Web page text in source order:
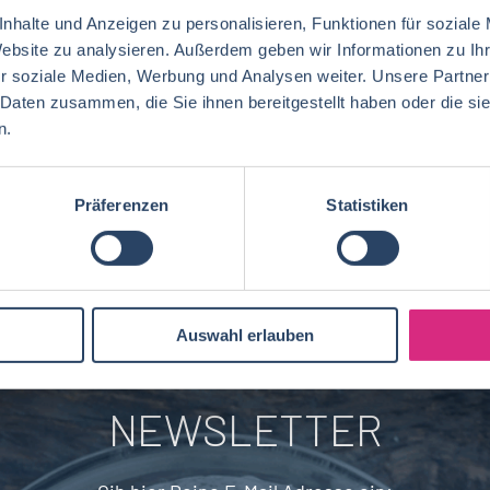
und Anzeigen zu personalisieren, Funktionen für soziale
zu analysieren. Außerdem geben wir Informationen zu
soziale Medien, Werbung und Analysen weiter. Unsere
zusammen, die Sie ihnen bereitgestellt haben oder die
Präferenzen Statistiken
Auswahl erlauben
Lebensmitteltechnologie 76
Ökotrophologie 64
Lebensmittelmanagement 40
BWL, WiWi 57
Betriebswirtschaft 63
Lebensmittelchemie 36
Agrarwissenschaften 21
Back- und Süßwarentechnologie 17
Fleischtechnik
Mechatronik 7
Brauwesen 4
QM / QS 37
Marketing 8
Finanzen 4
Nachhaltigkeit
Baden-Württemberg 29
Rheinland-Pfalz 10
Deutschlandweit 5
Bremen 5
Brandenburg 4
Saarland 2
NEWSLETTER